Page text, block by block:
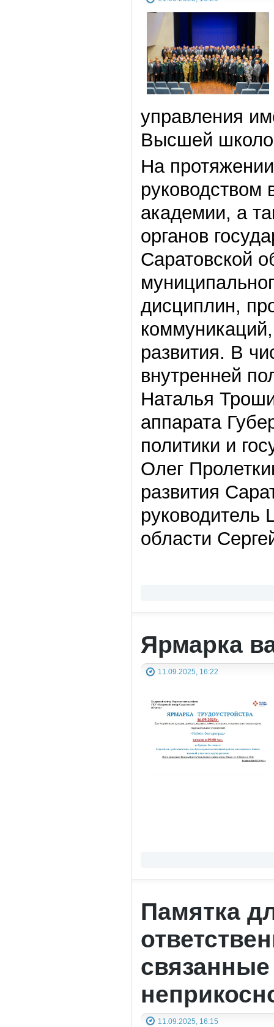
управления
Высшей
На
руководством
академии, а
органов
Саратовской
дисциплин,
развития. В
внутренней
Наталья
аппарата
политики и
Олег
развития
руководитель
области
Ярмарка
11.09.2025, 16:22
Памятка
11.09.2025, 16:15